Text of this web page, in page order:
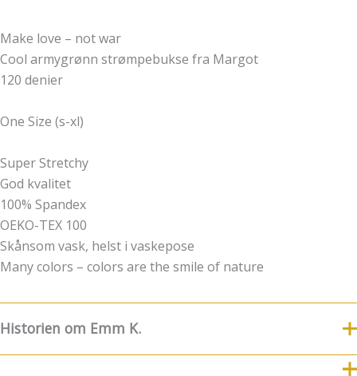
Make love – not war
Cool armygrønn strømpebukse fra Margot
120 denier
One Size (s-xl)
Super Stretchy
God kvalitet
100% Spandex
OEKO-TEX 100
Skånsom vask, helst i vaskepose
Many colors – colors are the smile of nature
Historien om Emm K.